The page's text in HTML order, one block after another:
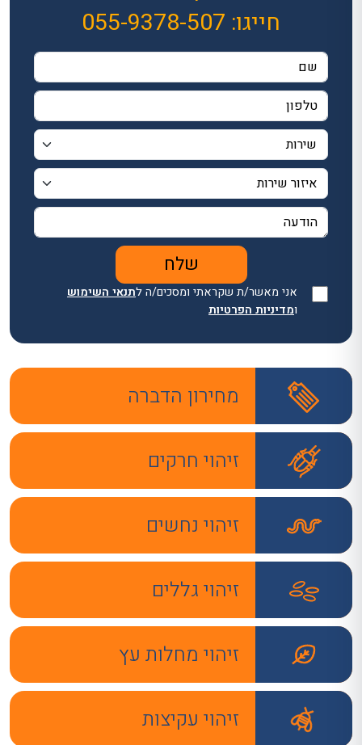
חייגו: 055-9378-507
אני מאשר/ת שקראתי ומסכים/ה לתנאי השימוש
ומדיניות הפרטיות
מחירון הדברה
זיהוי חרקים
זיהוי נחשים
זיהוי גללים
זיהוי מחלות עץ
זיהוי עקיצות